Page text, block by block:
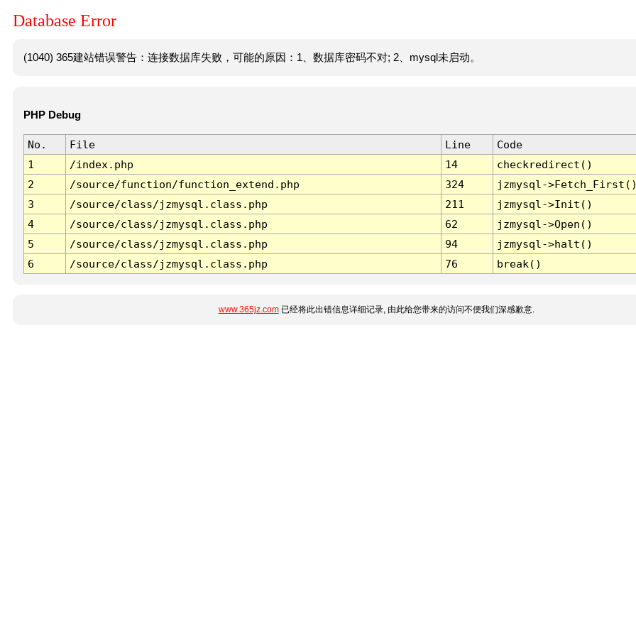
Database Error
(1040) 365建站错误警告：连接数据库失败，可能的原因：1、数据库密码不对; 2、mysql未启动。
PHP Debug
No. File Line
Code
1
/index.php 14
checkredirect()
2
/source/function/function_extend.php 324
jzmysql-
3
/source/class/jzmysql.class.php 211
jzmysql->Init()
4
/source/class/jzmysql.class.php 62
jzmysql->Open()
5
/source/class/jzmysql.class.php 94
jzmysql->halt()
6
/source/class/jzmysql.class.php 76 break()
www.365jz.com已经将此出错信息详细记录, 由此给您带来的访问不便我们深感歉意.